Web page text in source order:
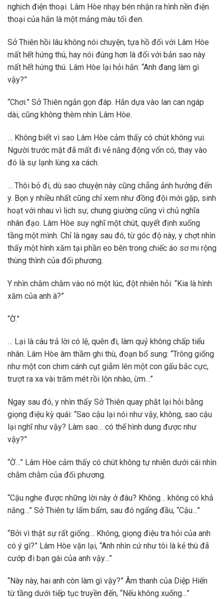
nghịch điện thoại. Lâm Hòe nhạy bén nhận ra hình nền điện
thoại của hắn là một mảng màu tối đen.
Sở Thiên hồi lâu không nói chuyện, tựa hồ đối với Lâm Hòe
mất hết hứng thú, hay nói đúng hơn là đối với bản sao này
mất hết hứng thú. Lâm Hòe lại hỏi hắn: “Anh đang làm gì
vậy?”
“Chơi.” Sở Thiên ngắn gọn đáp. Hắn dựa vào lan can ngáp
dài, cũng không thèm nhìn Lâm Hòe.
… Không biết vì sao Lâm Hòe cảm thấy có chút không vui.
Người trước mặt đã mất đi vẻ năng động vốn có, thay vào
đó là sự lạnh lùng xa cách.
… Thôi bỏ đi, dù sao chuyện này cũng chẳng ảnh hưởng đến
y. Bọn y nhiều nhất cũng chỉ xem như đồng đội mới gặp, sinh
hoạt với nhau vì lịch sự, chung giường cũng vì chủ nghĩa
nhân đạo. Lâm Hòe suy nghĩ một chút, quyết định xuống
tầng một mình. Chỉ là ngay sau đó, từ góc độ này, y chợt nhìn
thấy một hình xăm tại phần eo bên trong chiếc áo sơ mi rộng
thùng thình của đối phương.
Y nhìn chằm chằm vào nó một lúc, đột nhiên hỏi: “Kia là hình
xăm của anh à?”
“Ờ.”
… Lại là câu trả lời có lệ, quên đi, làm quỷ không chấp tiểu
nhân. Lâm Hòe âm thầm ghi thù, đoạn bổ sung: “Trông giống
như một con chim cánh cụt giẫm lên một con gấu bắc cực,
trượt ra xa vài trăm mét rồi lộn nhào, ừm…”
Ngay sau đó, y nhìn thấy Sở Thiên quay phắt lại hỏi bằng
giọng điệu kỳ quái: “Sao cậu lại nói như vậy, không, sao cậu
lại nghĩ như vậy? Làm sao… có thể hình dung được như
vậy?”
“Ờ…” Lâm Hòe cảm thấy có chút không tự nhiên dưới cái nhìn
chằm chằm của đối phương.
“Cậu nghe được những lời này ở đâu? Không… không có khả
năng…” Sở Thiên tự lẩm bẩm, sau đó ngẩng đầu, “Cậu…”
“Bởi vì thật sự rất giống… Không, giọng điệu tra hỏi của anh
có ý gì?” Lâm Hòe vặn lại, “Anh nhìn cứ như tôi là kẻ thù đã
cướp đi bạn gái của anh vậy…”
“Này này, hai anh còn làm gì vậy?” Âm thanh của Diệp Hiến
từ tầng dưới tiếp tục truyền đến, “Nếu không xuống…”